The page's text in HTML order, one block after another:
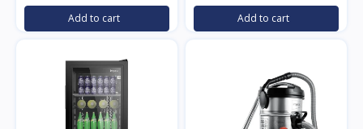
وحدة موديل WWS24Z24I/C
لتبريد فعال للم
Add to cart
5304
Add to cart